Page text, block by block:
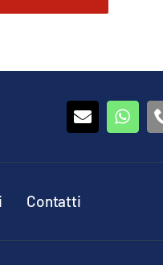
Contatti